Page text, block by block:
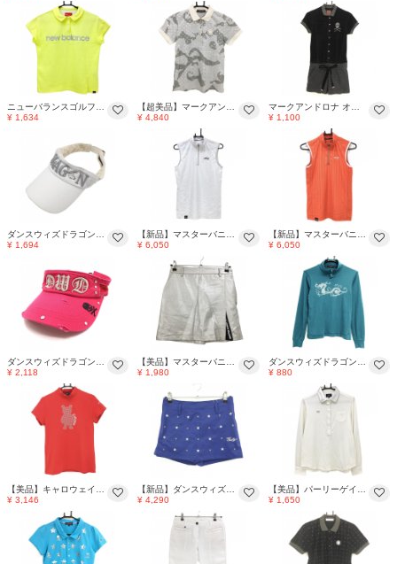
ニューバランスゴルフ 半袖ポロシャツ 蛍光イエロー×シルバー 胸ロゴプリント レディース 0(S) ゴルフウェア New Balance
¥ 1,634
【超美品】マークアンドロナ 半袖ポロシャツ グレー×シルバー 星柄 迷彩 スカル レディース S ゴルフウェア MARK＆LONA
¥ 4,840
マークアンドロナ オールインワン 黒×シルバー スカル ベロア ラメ レディース S ゴルフウェア MARK＆LONA
¥ 1,100
ダンスウィズドラゴン サンバイザー 白×シルバー 立体ロゴ ゴルフウェア Dance With Dragon
¥ 1,694
【新品】マスターバニー ノースリーブハイネックシャツ 白×シルバー レディース 2(L) ゴルフウェア MASTER BUNNY EDITION
¥ 6,050
【新品】マスターバニー ノースリーブハイネックシャツ オレンジ×シルバー レディース 0(S) ゴルフウェア MASTER BUNNY EDITION
¥ 6,050
ダンスウィズドラゴン サンバイザー ピンク×シルバー スカル ダメージ加工 FREE ゴルフウェア Dance With Dragon
¥ 2,118
【美品】マスターバニー スカート シルバー×黒 ストレッチ 合成皮革 後ろウエストゴム レディース 1 ゴルフウェア MASTER BUNNY EDITION
¥ 1,980
ダンスウィズドラゴン 長袖ハイネックシャツ グリーン×シルバー ビッグロゴ レディース 2(M) ゴルフウェア Dance With Dragon
¥ 880
【美品】キャロウェイ 半袖ハイネックシャツ レッド×シルバー ベア レディース L ゴルフウェア 2024年モデル Callaway
¥ 3,146
【新品】ダンスウィズドラゴン キュロットスカート ブルー×シルバー 星 刺しゅう レディース 1(S) ゴルフウェア Dance With Dragon
¥ 4,290
【美品】パーリーゲイツ 長袖ポロシャツ 白×シルバー 微起毛素材 レディース 2(L) ゴルフウェア PEARLY GATES
¥ 1,650